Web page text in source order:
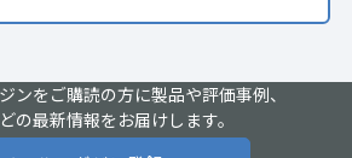
ンをご購読の方に製品や評価事例、
の最新情報をお届けします。